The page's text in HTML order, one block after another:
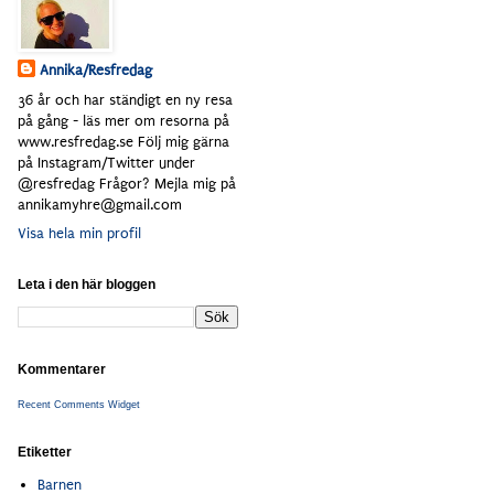
Annika/Resfredag
36 år och har ständigt en ny resa
på gång - läs mer om resorna på
www.resfredag.se Följ mig gärna
på Instagram/Twitter under
@resfredag Frågor? Mejla mig på
annikamyhre@gmail.com
Visa hela min profil
Leta i den här bloggen
Kommentarer
Recent Comments Widget
Etiketter
Barnen